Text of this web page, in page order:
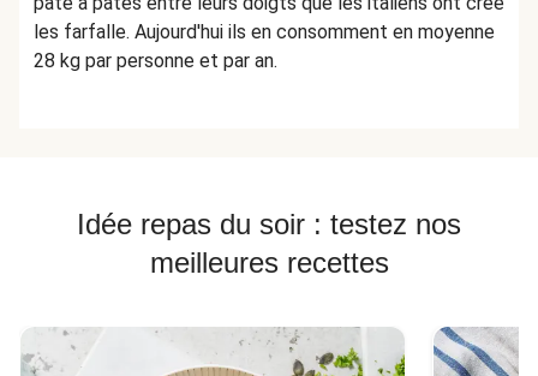
les farfalle. Aujourd'hui ils en consomment en moyenne
28 kg par personne et par an.
Idée repas du soir : testez nos
meilleures recettes